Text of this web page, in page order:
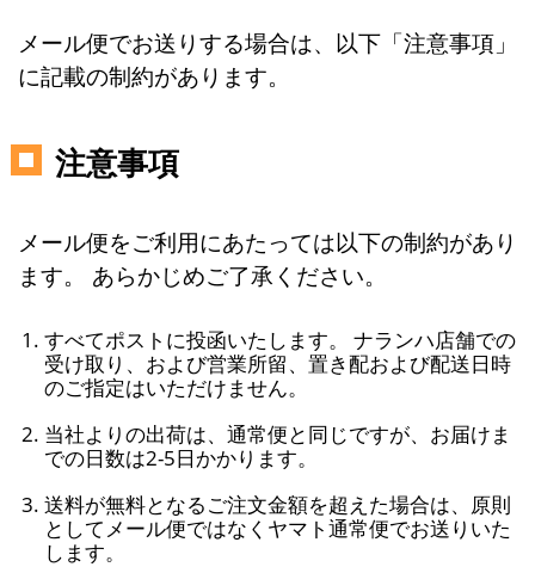
メール便でお送りする場合は、以下「注意事項」
に記載の制約があります。
注意事項
メール便をご利用にあたっては以下の制約があり
ます。 あらかじめご了承ください。
すべてポストに投函いたします。 ナランハ店舗での
受け取り、および営業所留、置き配および配送日時
のご指定はいただけません。
当社よりの出荷は、通常便と同じですが、お届けま
での日数は2-5日かかります。
送料が無料となるご注文金額を超えた場合は、原則
としてメール便ではなくヤマト通常便でお送りいた
します。